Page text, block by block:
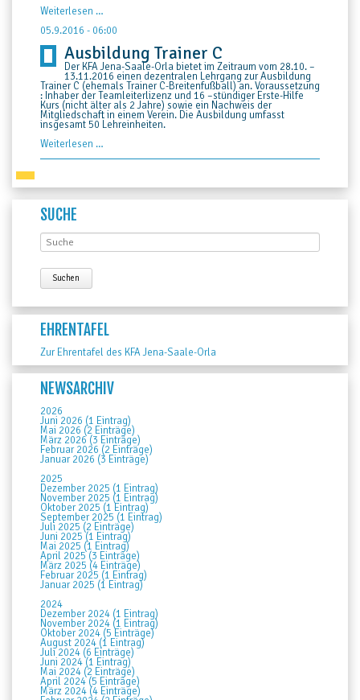
Weiterlesen …
startet
Donnerstag:
Bereits
24
Anmeldungen
05.9.2016 - 06:00
Ausbildung Trainer C
Der KFA Jena-Saale-Orla bietet im Zeitraum vom 28.10. –
13.11.2016 einen dezentralen Lehrgang zur Ausbildung
Trainer C (ehemals Trainer C-Breitenfußball) an. Voraussetzung
: Inhaber der Teamleiterlizenz und 16 –stündiger Erste-Hilfe
Kurs (nicht älter als 2 Jahre) sowie ein Nachweis der
Mitgliedschaft in einem Verein. Die Ausbildung umfasst
insgesamt 50 Lehreinheiten.
Weiterlesen …
C
SUCHE
EHRENTAFEL
Zur Ehrentafel des KFA Jena-Saale-Orla
NEWSARCHIV
2026
Juni 2026 (1 Eintrag)
Mai 2026 (2 Einträge)
März 2026 (3 Einträge)
Februar 2026 (2 Einträge)
Januar 2026 (3 Einträge)
2025
Dezember 2025 (1 Eintrag)
November 2025 (1 Eintrag)
Oktober 2025 (1 Eintrag)
September 2025 (1 Eintrag)
Juli 2025 (2 Einträge)
Juni 2025 (1 Eintrag)
Mai 2025 (1 Eintrag)
April 2025 (3 Einträge)
März 2025 (4 Einträge)
Februar 2025 (1 Eintrag)
Januar 2025 (1 Eintrag)
2024
Dezember 2024 (1 Eintrag)
November 2024 (1 Eintrag)
Oktober 2024 (5 Einträge)
August 2024 (1 Eintrag)
Juli 2024 (6 Einträge)
Juni 2024 (1 Eintrag)
Mai 2024 (2 Einträge)
April 2024 (5 Einträge)
März 2024 (4 Einträge)